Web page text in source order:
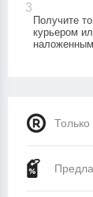
3
Получите
курьером